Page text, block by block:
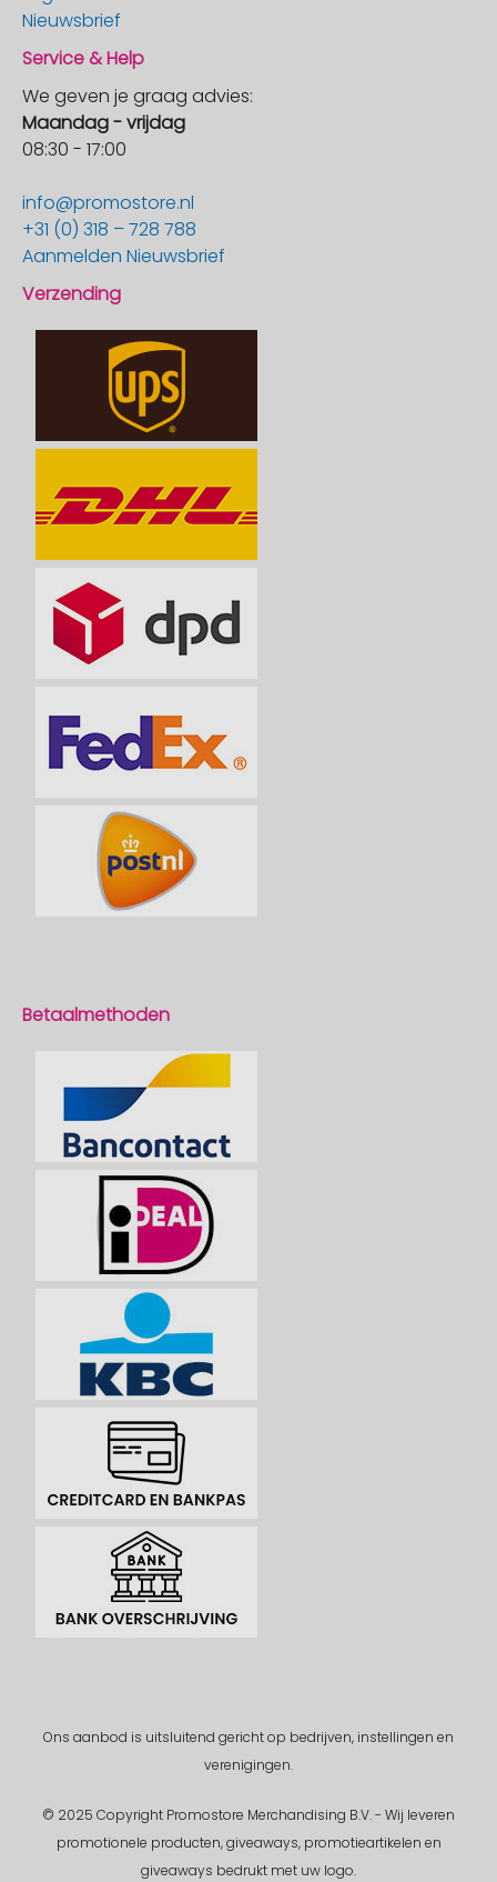
Nieuwsbrief
Service & Help
We geven je graag advies:
Maandag - vrijdag
08:30 - 17:00
info@promostore.nl
+31 (0) 318 – 728 788
Aanmelden Nieuwsbrief
Verzending
Betaalmethoden
Ons aanbod is uitsluitend gericht op bedrijven, instellingen en
verenigingen.
© 2025 Copyright Promostore Merchandising B.V. - Wij leveren
promotionele producten, giveaways, promotieartikelen en
giveaways bedrukt met uw logo.